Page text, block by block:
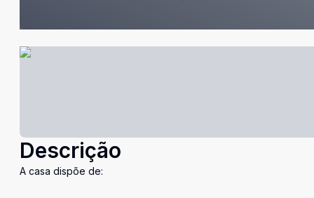
Descrição
A casa dispõe de: